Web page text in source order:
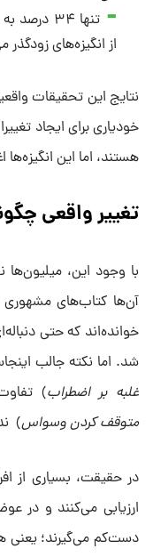
تنها ۳۴
از انگیزه‌های زودگذر
نتایج این تحقیقات
خودیاری برای ایجاد
هستند، اما این
تغییر واقعی
با وجود این، میلیون‌ها
آن‌ها کتاب‌های مشهوری
خوانده‌اند که حتی
شد. اما نکته جالب
غلبه بر اضطراب)
متوقف کردن وسواس)
در حقیقت، بسیاری از
ارزیابی می‌کنند و در
دست‌کم می‌گیرند؛ یعنی